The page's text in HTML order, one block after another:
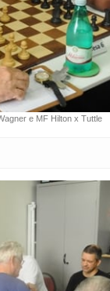
e MF Hilton x Tuttle